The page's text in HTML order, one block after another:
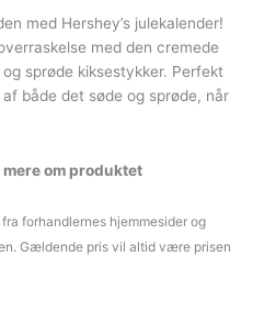
med Hershey’s julekalender!
med den cremede
sprøde kiksestykker. Perfekt
både det søde og sprøde, når
mere om produktet
forhandlernes hjemmesider og
Gældende pris vil altid være prisen